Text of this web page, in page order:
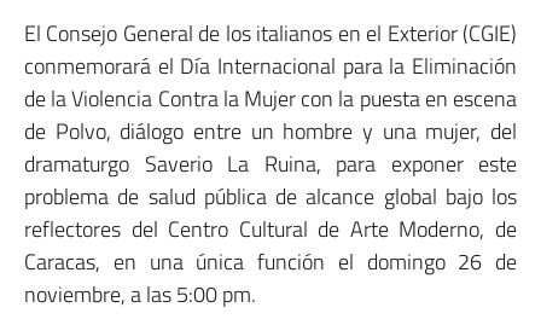
El Consejo General de los italianos en el Exterior (CGIE)
conmemorará el Día Internacional para la Eliminación
de la Violencia Contra la Mujer con la puesta en escena
de Polvo, diálogo entre un hombre y una mujer, del
dramaturgo Saverio La Ruina, para exponer este
problema de salud pública de alcance global bajo los
reflectores del Centro Cultural de Arte Moderno, de
Caracas, en una única función el domingo 26 de
noviembre, a las 5:00 pm.